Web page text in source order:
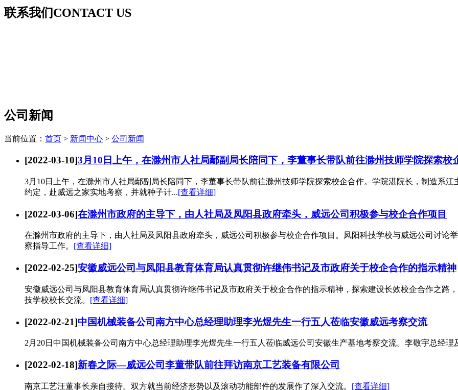
联系我们CONTACT US
公司新闻
当前位置： 首页 > 新闻中心 > 公司新闻
[2022-03-10]3月10日上午，在滁州市人社局鄢副局长陪同下，李董事长带队前往滁州技师学院探索校
3月10日上午，在滁州市人社局鄢副局长陪同下，李董事长带队前往滁州技师学院探索校企合作。学院湛院长，制造系
约定，赴威远之家实地考察，并就种子计...[查看详细]
[2022-03-06]在滁州市政府的主导下，由人社局及凤阳县政府牵头，威远公司积极参与校企合作项目
在滁州市政府的主导下，由人社局及凤阳县政府牵头，威远公司积极参与校企合作项目。凤阳科技学校与威远公司讨论
察指导工作。 [查看详细]
[2022-02-25]安徽威远公司与凤阳县教育体育局认真贯彻许继伟书记及市政府关于校企合作的指示精神
安徽威远公司与凤阳县教育体育局认真贯彻许继伟书记及市政府关于校企合作的指示精神，探索建设长效校企合作之路
技学校校长交流。 [查看详细]
[2022-02-21]中国机械装备公司南方中心总经理助理李光煜先生一行五人莅临安徽威远考察交流
2月20日中国机械装备公司南方中心总经理助理李光煜先生一行五人莅临威远公司安徽生产基地考察交流。李敬宇总经理
[2022-02-18]新春之际—威远公司李董带队前往拜访南京工艺装备有限公司
南京工艺汪董事长亲自接待。双方就当前经济形势以及滚动功能部件的发展作了深入交流。 [查看详细]